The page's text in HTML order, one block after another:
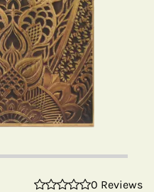
0 Reviews